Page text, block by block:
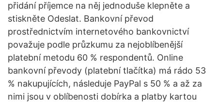
přidání příjemce na něj jednoduše klepněte a
stiskněte Odeslat. Bankovní převod
prostřednictvím internetového bankovnictví
považuje podle průzkumu za nejoblíbenější
platební metodu 60 % respondentů. Online
bankovní převody (platební tlačítka) má rádo 53
% nakupujících, následuje PayPal s 50 % a až za
nimi jsou v oblíbenosti dobírka a platby kartou